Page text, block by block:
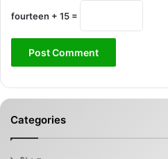
fourteen + 15 =
Categories